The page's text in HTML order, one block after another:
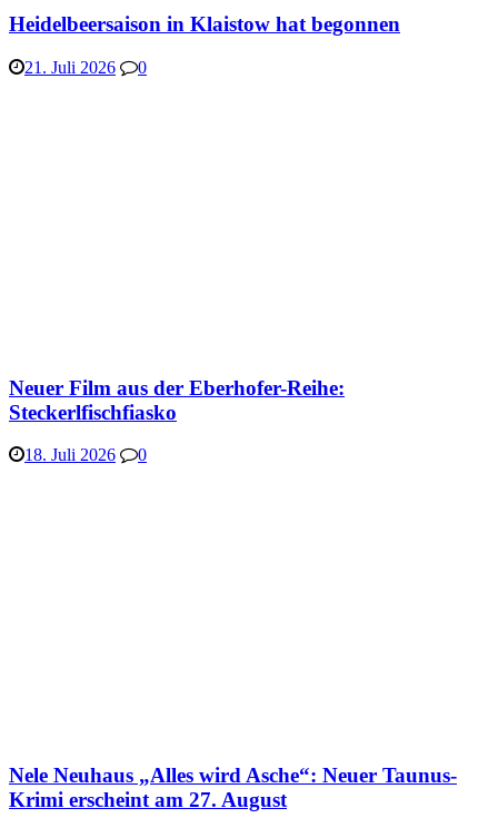
Heidelbeersaison in Klaistow hat begonnen
21. Juli 2026 0
Neuer Film aus der Eberhofer-Reihe:
Steckerlfischfiasko
18. Juli 2026 0
Nele Neuhaus „Alles wird Asche“: Neuer Taunus-
Krimi erscheint am 27. August